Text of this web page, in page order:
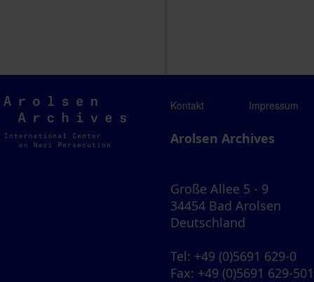
Arolsen
Archives
Kontakt Impressum
Arolsen Archives
Große Allee 5 - 9
34454 Bad Arolsen
Deutschland
Tel: +49 (0)5691 629-0
Fax: +49 (0)5691 629-501